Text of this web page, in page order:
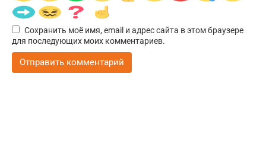
Сохранить моё имя, email и адрес сайта в этом браузере
для последующих моих комментариев.